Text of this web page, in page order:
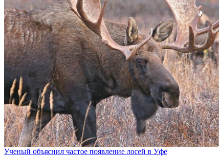
Ученый объяснил частое появление лосей в Уфе